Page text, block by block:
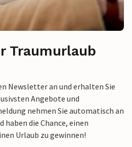
Traumurlaub
Newsletter an und erhalten Sie
Angebote und
nehmen Sie automatisch an
haben die Chance, einen
Urlaub zu gewinnen!